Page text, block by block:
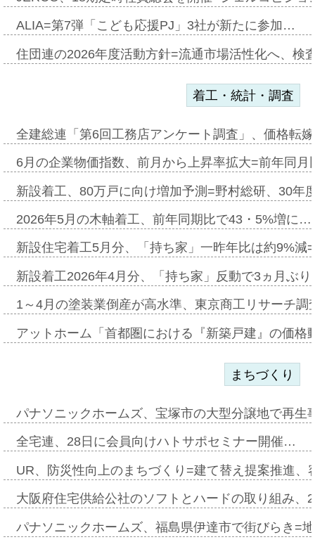
ALIA=第7弾「こども応援PJ」3社が新たに参加…
住団連の2026年度活動方針=流通市場活性化へ、検
着工・統計・調査
全建総連「第6回工務店アンケート調査」、価格転
6月の企業物価指数、前月から上昇率拡大=前年同
新設着工、80万戸に向け増加予測=野村総研、30年
2026年5月の木軸着工、前年同期比で43・5%増に…
新設住宅着工5月分、「持ち家」一昨年比は約9%
新設着工2026年4月分、「持ち家」反動で3ヵ月ぶ
1～4月の塗装業倒産が高水準、東京商工リサーチ
アットホーム「首都圏における『新築戸建』の価
まちづくり
パナソニックホームズ、宝塚市の大型分譲地で再
全宅連、28日に会員向けハトサポセミナー開催…
UR、防災性向上のまちづくり=建て替え提案推進
大阪府住宅供給公社のソフトとハードの取り組み
パナソニックホームズ、福島県伊達市で街びらき=